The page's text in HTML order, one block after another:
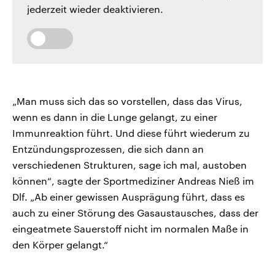
jederzeit wieder deaktivieren.
„Man muss sich das so vorstellen, dass das Virus,
wenn es dann in die Lunge gelangt, zu einer
Immunreaktion führt. Und diese führt wiederum zu
Entzündungsprozessen, die sich dann an
verschiedenen Strukturen, sage ich mal, austoben
können“, sagte der Sportmediziner Andreas Nieß im
Dlf. „Ab einer gewissen Ausprägung führt, dass es
auch zu einer Störung des Gasaustausches, dass der
eingeatmete Sauerstoff nicht im normalen Maße in
den Körper gelangt.“